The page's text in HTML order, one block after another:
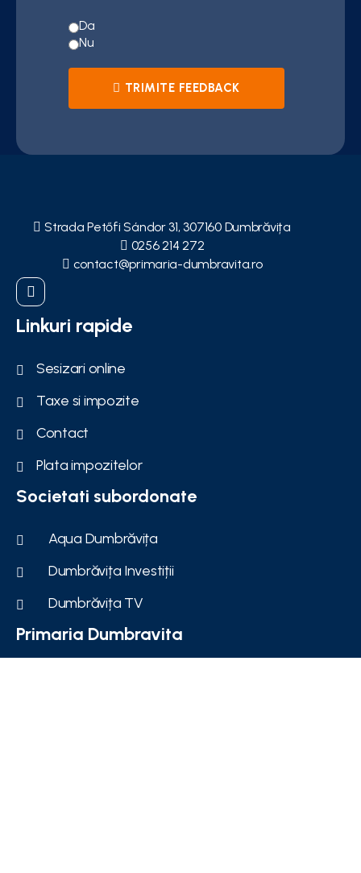
Da
Nu
TRIMITE FEEDBACK
Strada Petőfi Sándor 31, 307160 Dumbrăvița
0256 214 272
contact@primaria-dumbravita.ro
Linkuri rapide
Sesizari online
Taxe si impozite
Contact
Plata impozitelor
Societati subordonate
Aqua Dumbrăvița
Dumbrăvița Investiții
Dumbrăvița TV
Primaria Dumbravita